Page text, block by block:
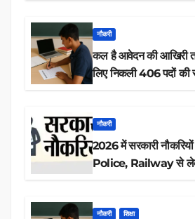
नौकरी
कल है आवेदन की आखिरी
लिए निकली 406 पदों की
नौकरी
2026 में सरकारी
Police, Railway से
नौकरी शिक्षा